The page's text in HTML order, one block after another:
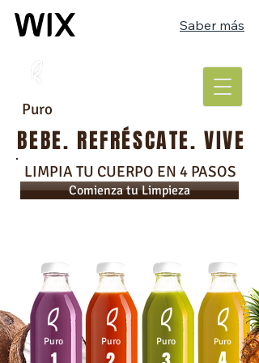
Saber más